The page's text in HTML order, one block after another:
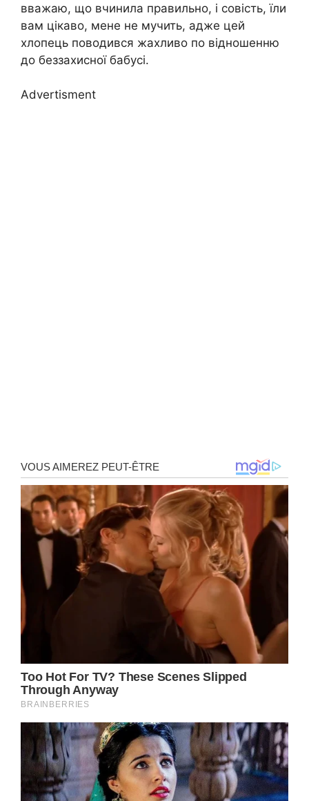
вважаю, що вчинила правильно, і совість, їли
вам цікаво, мене не мучить, адже цей
хлопець поводився жахливо по відношенню
до беззахисної бабусі.
Advertisment